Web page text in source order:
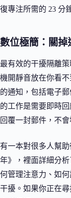
復專注所需的 23 分
數位極簡：關掉
最有效的干擾隔離
機開靜音放在你看
的通知，包括電子
的工作是需要即時
回覆一封郵件，不
有一本對很多人幫
年》，裡面詳細分
何管理注意力、如
干擾。如果你正在